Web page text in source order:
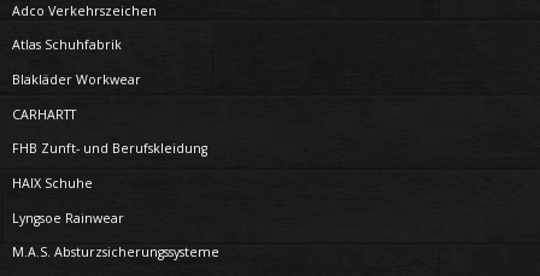
Adco Verkehrszeichen
Atlas Schuhfabrik
Blakläder Workwear
CARHARTT
FHB Zunft- und Berufskleidung
HAIX Schuhe
Lyngsoe Rainwear
M.A.S. Absturzsicherungssysteme